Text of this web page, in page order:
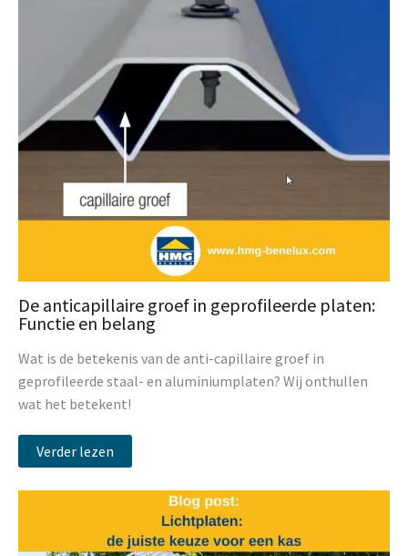
De anticapillaire groef in geprofileerde platen:
Functie en belang
Wat is de betekenis van de anti-capillaire groef in
geprofileerde staal- en aluminiumplaten? Wij onthullen
wat het betekent!
Verder lezen